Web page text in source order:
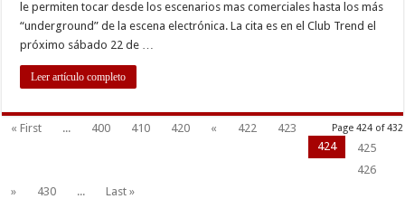
le permiten tocar desde los escenarios mas comerciales hasta los más
“underground” de la escena electrónica. La cita es en el Club Trend el
próximo sábado 22 de …
Leer artículo completo
Page 424 of 432
« First ... 400 410 420 « 422
423
424
425
426
»
430 ... Last »